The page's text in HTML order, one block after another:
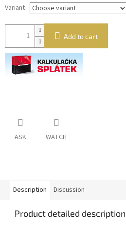
Variant
Add to cart
ASK WATCH
Description Discussion
Product detailed description